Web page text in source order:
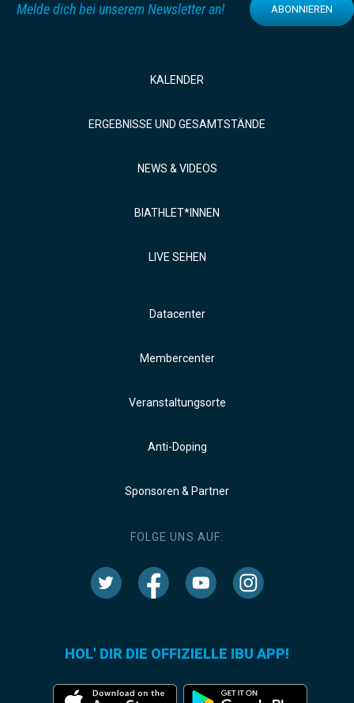
Melde dich bei unserem Newsletter an! ABONNIEREN
KALENDER
ERGEBNISSE UND GESAMTSTÄNDE
NEWS & VIDEOS
BIATHLET*INNEN
LIVE SEHEN
Datacenter
Membercenter
Veranstaltungsorte
Anti-Doping
Sponsoren & Partner
FOLGE UNS AUF:
HOL' DIR DIE OFFIZIELLE IBU APP!